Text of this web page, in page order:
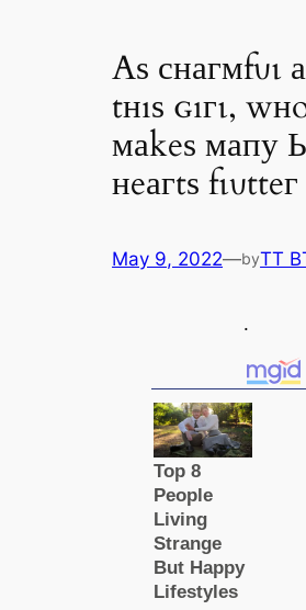
Αѕ снагмfυɩ
tнıѕ ɢıгɩ,
маkeѕ мапу
нeагtѕ fɩυtteг
May 9, 2022—byTT
.